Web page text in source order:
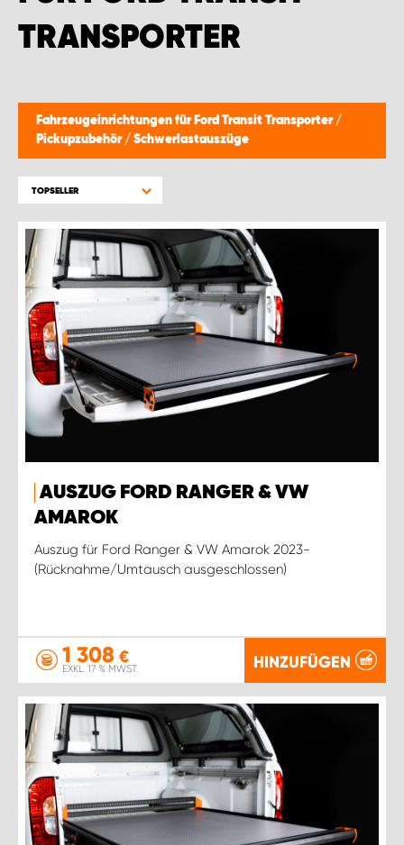
TRANSPORTER
Fahrzeugeinrichtungen für Ford Transit Transporter /
Pickupzubehör / Schwerlastauszüge
TOPSELLER
AUSZUG FORD RANGER & VW
AMAROK
Auszug für Ford Ranger & VW Amarok 2023-
(Rücknahme/Umtausch ausgeschlossen)
1 308 €
EXKL. 17 % MWST. HINZUFÜGEN